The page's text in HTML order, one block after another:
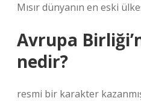
Mısır dünyanın en eski
Avrupa
nedir?
resmi bir karakter